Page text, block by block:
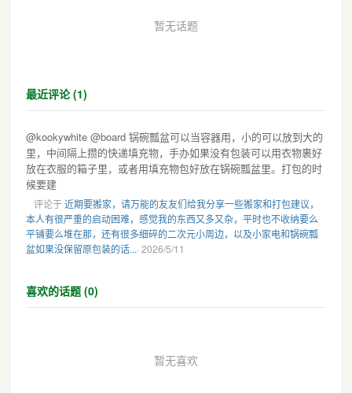
暂无话题
最近评论 (1)
@kookywhite @board 锅碗瓢盆可以当容器用，小的可以放到大的
里，中间隔上攒的快递填充物，手办如果没有包装可以用衣物裹好
放在衣服的箱子里，或者用填充物包好放在锅碗瓢盆里。打包的时
候要建
评论于近期要搬家，请万能的友友们给我分享一些搬家和打包建议，
本人有很严重的启动困难，感觉我的东西又多又杂，平时也不收纳要么
平铺要么堆在那，还有很多细碎的二次元小周边，以及小家电和锅碗瓢
盆如果没保留原包装的话...· 2026/5/11
喜欢的话题 (0)
暂无喜欢